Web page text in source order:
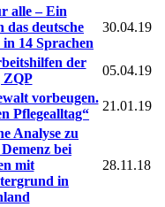
alle – Ein
das deutsche
in 14 Sprachen
30.04.19
der
ZQP
05.04.19
vorbeugen.
Pflegealltag“
21.01.19
Analyse zu
bei
mit
in
28.11.18